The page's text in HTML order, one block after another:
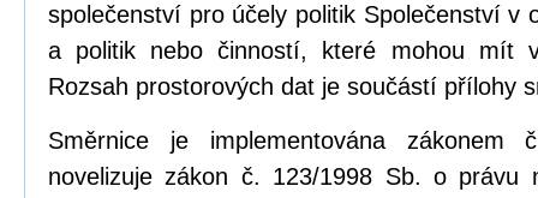
společenství pro účely politik Společenství v
a politik nebo činností, které mohou mít
Rozsah prostorových dat je součástí přílohy
Směrnice je implementována
novelizuje zákon č. 123/1998 Sb. o právu